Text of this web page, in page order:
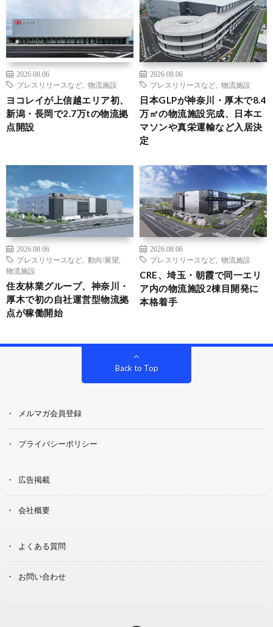
2026.08.06
プレスリリースなど
物流施設
ヨコレイが上信越エリア初、
新潟・長岡で2.7万tの物流拠
点開設
2026.08.06
プレスリリースなど
物流施設
日本GLPが神奈川・厚木で8.4
万㎡の物流施設完成、日本エ
マソンや真栄運輸など入居決
定
2026.08.06
プレスリリースなど
動向/展望
物流施設
住友林業グループ、神奈川・
厚木で初の自社運営型物流拠
点が稼働開始
2026.08.06
プレスリリースなど
物流施設
CRE、埼玉・朝霞で同一エリ
ア内の物流施設2棟目開発に
本格着手
Back to Top
メルマガ会員登録
プライバシーポリシー
広告掲載
会社概要
よくある質問
お問い合わせ